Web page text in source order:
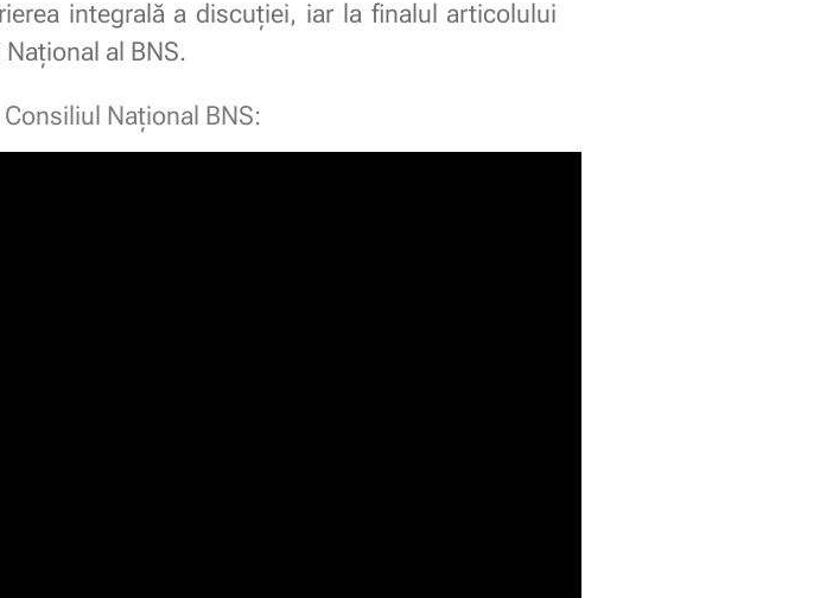
integrală a discuției, iar la finalul articolului
al BNS.
Național BNS: